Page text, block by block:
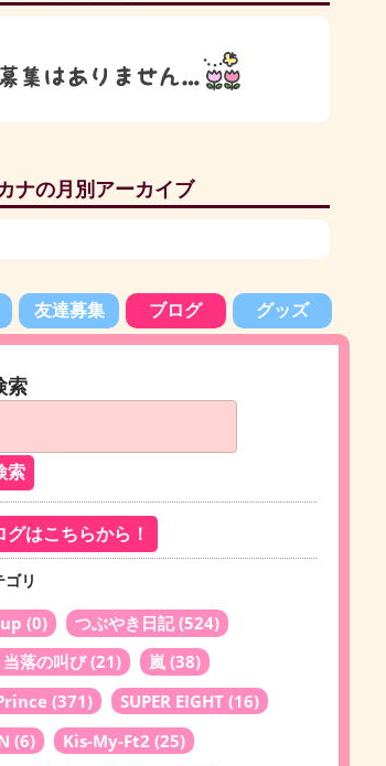
ナの月別アーカイブ
友達募集 ブログ グッズ
索
グはこちらから！
リ
(0) つぶやき日記(524)
落の叫び(21) 嵐 (38)
(371) SUPER EIGHT (16)
(6) Kis-My-Ft2 (25)